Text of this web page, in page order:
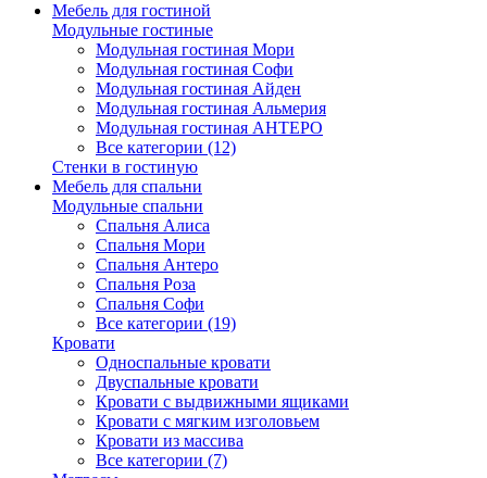
Мебель для гостиной
Модульные гостиные
Модульная гостиная Мори
Модульная гостиная Софи
Модульная гостиная Айден
Модульная гостиная Альмерия
Модульная гостиная АНТЕРО
Все категории (12)
Стенки в гостиную
Мебель для спальни
Модульные спальни
Спальня Алиса
Спальня Мори
Спальня Антеро
Спальня Роза
Спальня Софи
Все категории (19)
Кровати
Односпальные кровати
Двуспальные кровати
Кровати с выдвижными ящиками
Кровати с мягким изголовьем
Кровати из массива
Все категории (7)